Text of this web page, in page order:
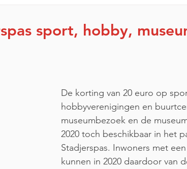
sport, hobby,
De korting van 20 euro op
hobbyverenigingen en
museumbezoek en de
2020 toch beschikbaar in het
Stadjerspas. Inwoners met
kunnen in 2020 daardoor van